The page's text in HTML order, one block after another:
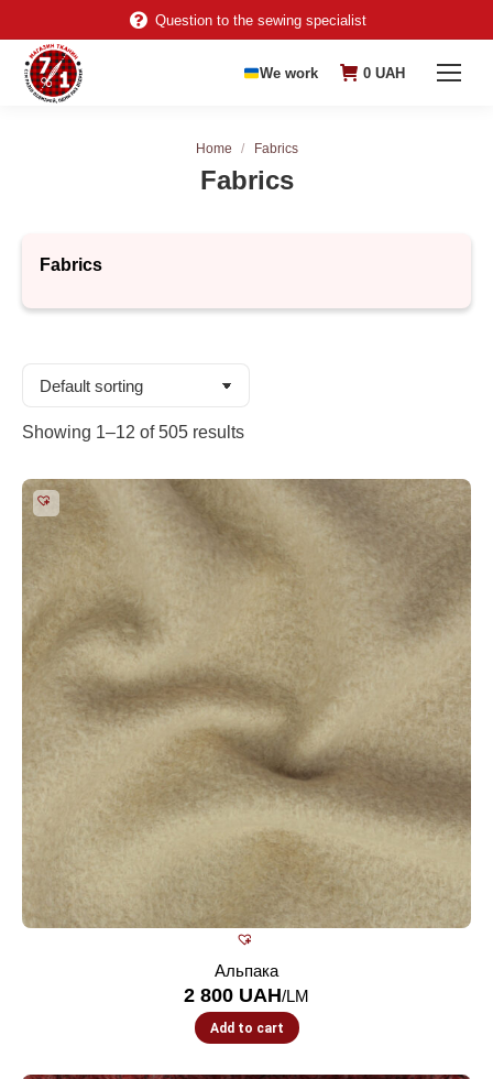
Question to the sewing specialist
We work 0 UAH
Fabrics
You are here:
Home Fabrics
Fabrics
Showing 1–12 of 505 results
Альпака
2 800 UAH/LM
Add to cart